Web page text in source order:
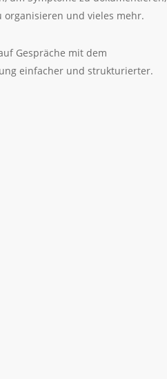
organisieren und vieles mehr.
Gespräche mit dem
einfacher und strukturierter.